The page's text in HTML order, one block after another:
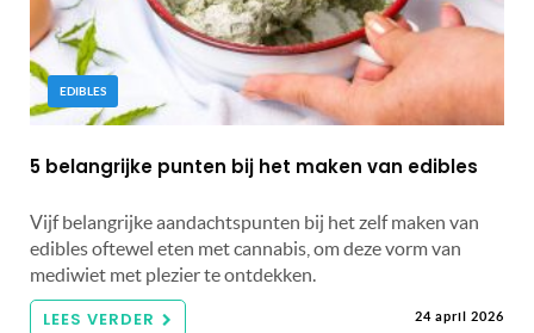
EDIBLES
5 belangrijke punten bij het maken van edibles
Vijf belangrijke aandachtspunten bij het zelf maken van
edibles oftewel eten met cannabis, om deze vorm van
mediwiet met plezier te ontdekken.
LEES VERDER 24 april 2026